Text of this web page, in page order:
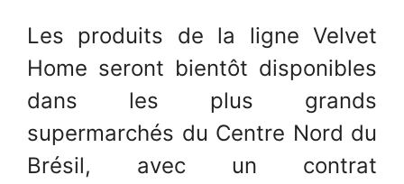
Les produits de la ligne Velvet
Home seront bientôt disponibles
dans les plus grands
supermarchés du Centre Nord du
Brésil, avec un contrat